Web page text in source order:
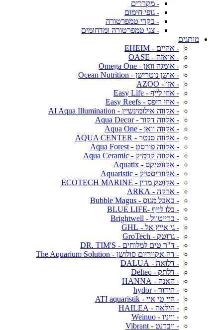
- מקררים
- גופי חימום
- בקרי טמפרטורה
- צגי טמפרטורה ומדחומים
מותגים
- אהיים - EHEIM
- אואזה - OASE
- אומגה וואן - Omega One
- אושן נוטרישן - Ocean Nutrition
- אזו - AZOO
- איזי לייף - Easy Life
- איזי ריפס - Easy Reefs
- אקווה אילומינשיין - AI Aqua Illumination
- אקווה דקור - Aqua Decor
- אקווה וואן - Aqua One
- אקווה סנטר - AQUA CENTER
- אקווה פורסט - Aqua Forest
- אקווה קרמיק - Aqua Ceramic
- אקווטיקס - Aquatix
- אקווריסטיק - Aquaristic
- אקוטק מרין - ECOTECH MARINE
- ארקה - ARKA
- באבל מגוס - Bubble Magus
- בלו לייף -BLUE LIFE
- ברייטוול - Brightwell
- גי אייץ אל - GHL
- גרוטק - GroTech
- ד"ר טים למלוחים - DR. TIM'S
- דה אקווריום סולושן - The Aquarium Solution
- דלואה - DALUA
- דלתק - Deltec
- האנה - HANNA
- הידור - hydor
- היי טי איי - ATI aquaristik
- הילאה - HAILEA
- וויניו - Weinuo
- ויברנט - Vibrant